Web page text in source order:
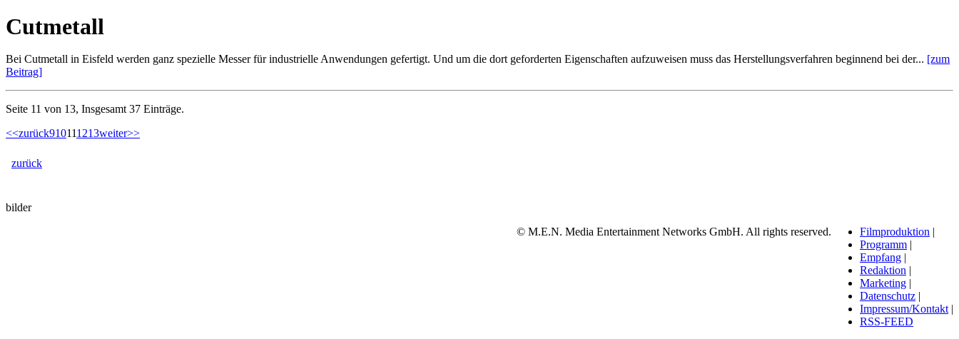
Cutmetall
Bei Cutmetall in Eisfeld werden ganz spezielle Messer für industrielle Anwendungen gefertigt. Und um die dort geforderten Eigenschaften aufzuweisen muss das Herstellungsverfahren beginnend bei der... [zum
Beitrag]
Seite 11 von 13, Insgesamt 37 Einträge.
<<zurück910111213weiter>>
zurück
bilder
Filmproduktion |
Programm |
Empfang |
Redaktion |
Marketing |
Datenschutz |
Impressum/Kontakt |
RSS-FEED
© M.E.N. Media Entertainment Networks GmbH. All rights reserved.